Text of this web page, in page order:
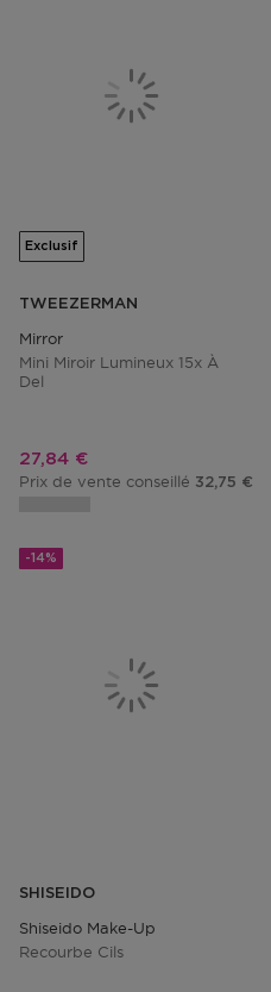
Exclusif
TWEEZERMAN
Mirror
Mini Miroir Lumineux 15x À
Del
Prix promotionnel
27,84 €
Prix de vente conseillé 32,75 €
-14%
SHISEIDO
Shiseido Make-Up
Recourbe Cils